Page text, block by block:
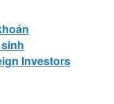
Investors